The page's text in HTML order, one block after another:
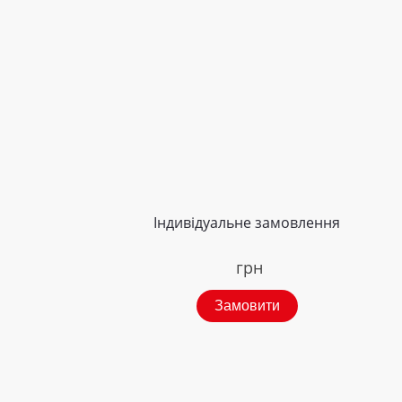
Індивідуальне замовлення
грн
Замовити